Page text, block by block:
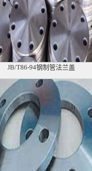
JB/T86-94钢制管法兰盖